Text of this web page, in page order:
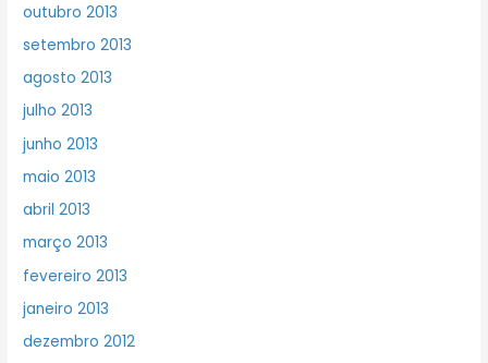
outubro 2013
setembro 2013
agosto 2013
julho 2013
junho 2013
maio 2013
abril 2013
março 2013
fevereiro 2013
janeiro 2013
dezembro 2012